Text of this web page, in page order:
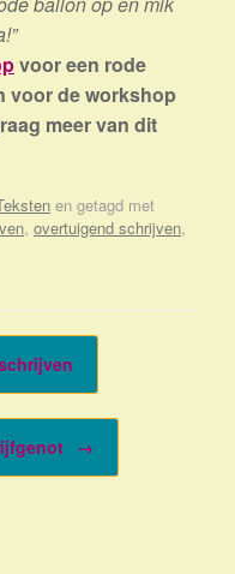
voor een rode
voor de workshop
meer van dit
en getagd met
, overtuigend schrijven,
→